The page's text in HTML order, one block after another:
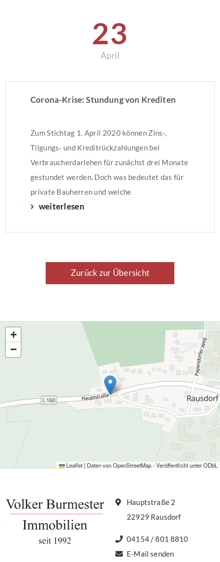
23
April
Corona-Krise: Stundung von Krediten
Zum Stichtag 1. April 2020 können Zins-,
Tilgungs- und Kreditrückzahlungen bei
Verbraucherdarlehen für zunächst drei Monate
gestundet werden. Doch was bedeutet das für
private Bauherren und welche
Voraussetzungen müssen gegeben sein?
weiterlesen
Zurück zur Übersicht
+
−
Leaflet | Daten vonOpenStreetMap- Veröffentlicht unterODbL
Hauptstraße 2
22929 Rausdorf
04154 / 801 8810
E-Mail senden